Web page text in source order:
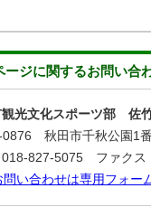
ージに関するお問い合
観光文化スポーツ部 佐
0876 秋田市千秋公園1
018-827-5075 ファクス
問い合わせは専用フォー